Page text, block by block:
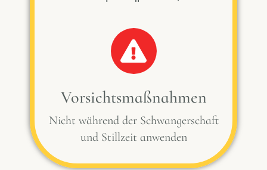
Vorsichtsmaßnahmen
Nicht während der Schwangerschaft
und Stillzeit anwenden